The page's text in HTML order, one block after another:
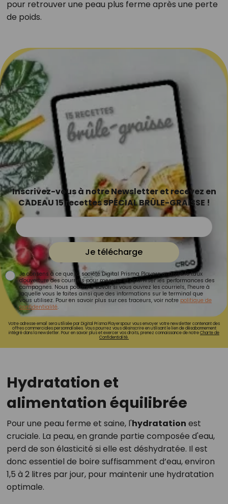
pour retrouver une peau plus ferme après une perte
de poids.
Inscrivez-vous à notre Newsletter et recevez en
CADEAU 15 recettes SPÉCIAL BRÛLE-GRAISSE !
Je télécharge
Je consens à ce que la société Digital Prisma Players analyse le taux
d'ouverture des courriels pour mesurer et optimiser les performances des
campagnes. Nous pourrons savoir si vous ouvrez les courriels, l'heure à
laquelle vous le faites ainsi que des informations sur le terminal que
vous utilisez. Pour en savoir plus sur ces traceurs, voir notre politique de
confidentialité.
Votre adresse email sera utilisée par Digital Prisma Playerspour vous envoyer votre newsletter contenant des
offres commerciales personnalisées. Vous pourrez vous désinscrire en utilisant le lien de désabonnement
intégré dans la newsletter. Pour en savoir plus et exercer vos droits, prenez connaissance de notreCharte de
Confidentialité.
Hydratation et
alimentation équilibrée
Pour une peau ferme et saine, l'hydratation est
cruciale. La peau, en grande partie composée d'eau,
perd de son élasticité si elle est déshydratée. Il est
donc essentiel de boire suffisamment d’eau, environ
1,5 à 2 litres par jour, pour maintenir une hydratation
optimale.